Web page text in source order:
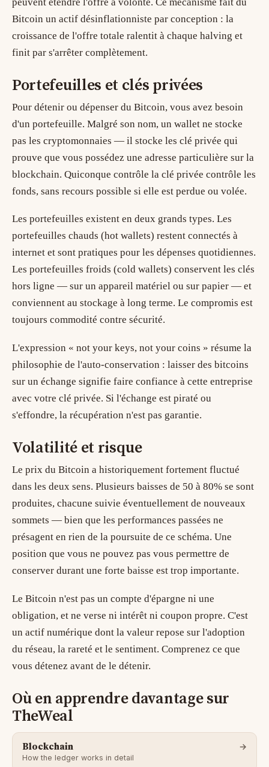
Bitcoin un actif désinflationniste par conception : la
croissance de l'offre totale ralentit à chaque halving et
finit par s'arrêter complètement.
Portefeuilles et clés privées
Pour détenir ou dépenser du Bitcoin, vous avez besoin
d'un portefeuille. Malgré son nom, un wallet ne stocke
pas les cryptomonnaies — il stocke les clé privée qui
prouve que vous possédez une adresse particulière sur la
blockchain. Quiconque contrôle la clé privée contrôle les
fonds, sans recours possible si elle est perdue ou volée.
Les portefeuilles existent en deux grands types. Les
portefeuilles chauds (hot wallets) restent connectés à
internet et sont pratiques pour les dépenses quotidiennes.
Les portefeuilles froids (cold wallets) conservent les clés
hors ligne — sur un appareil matériel ou sur papier — et
conviennent au stockage à long terme. Le compromis est
toujours commodité contre sécurité.
L'expression « not your keys, not your coins » résume la
philosophie de l'auto-conservation : laisser des bitcoins
sur un échange signifie faire confiance à cette entreprise
avec votre clé privée. Si l'échange est piraté ou
s'effondre, la récupération n'est pas garantie.
Volatilité et risque
Le prix du Bitcoin a historiquement fortement fluctué
dans les deux sens. Plusieurs baisses de 50 à 80% se sont
produites, chacune suivie éventuellement de nouveaux
sommets — bien que les performances passées ne
présagent en rien de la poursuite de ce schéma. Une
position que vous ne pouvez pas vous permettre de
conserver durant une forte baisse est trop importante.
Le Bitcoin n'est pas un compte d'épargne ni une
obligation, et ne verse ni intérêt ni coupon propre. C'est
un actif numérique dont la valeur repose sur l'adoption
du réseau, la rareté et le sentiment. Comprenez ce que
vous détenez avant de le détenir.
Où en apprendre davantage sur
TheWeal
Blockchain
How the ledger works in detail